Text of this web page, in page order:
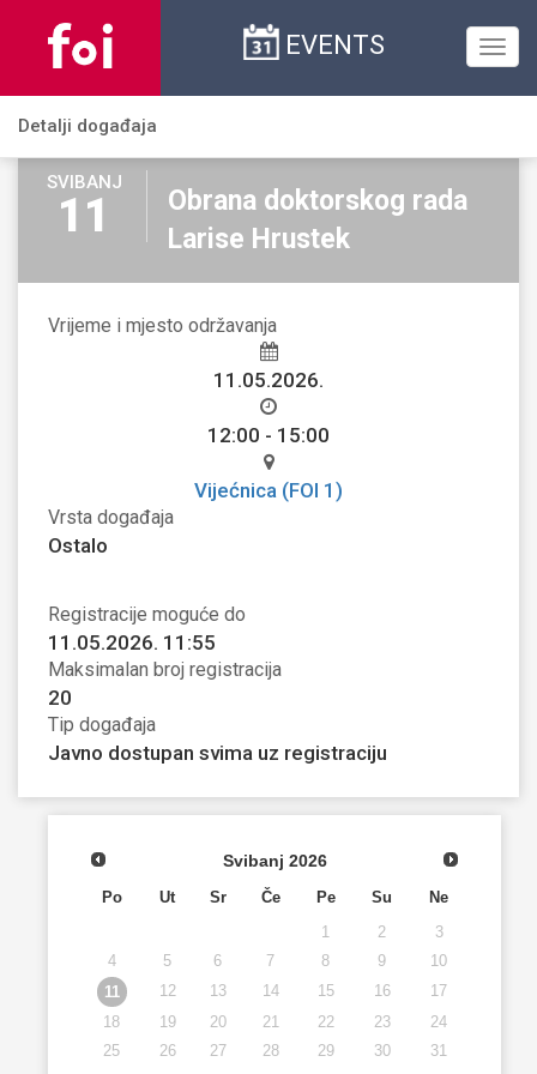
EVENTS
Detalji događaja
SVIBANJ
11
Obrana doktorskog rada
Larise Hrustek
Vrijeme i mjesto održavanja
11.05.2026.
12:00 - 15:00
Vijećnica (FOI 1)
Vrsta događaja
Ostalo
Registracije moguće do
11.05.2026. 11:55
Maksimalan broj registracija
20
Tip događaja
Javno dostupan svima uz registraciju
Svibanj 2026
Po Ut Sr Če Pe Su Ne
1 2
3
4
5 6 7 8 9
10
11
12 13 14 15 16
17
18
19 20 21 22 23
24
25
26 27 28 29 30 31